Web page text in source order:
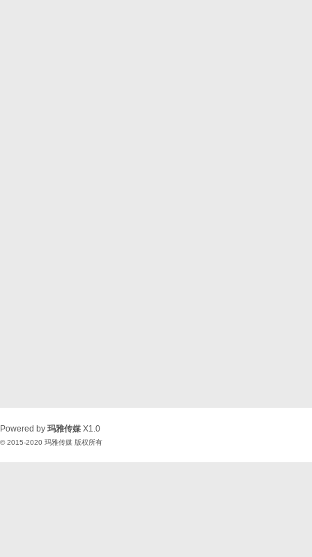
Powered by 玛雅传媒 X1.0
© 2015-2020 玛雅传媒 版权所有